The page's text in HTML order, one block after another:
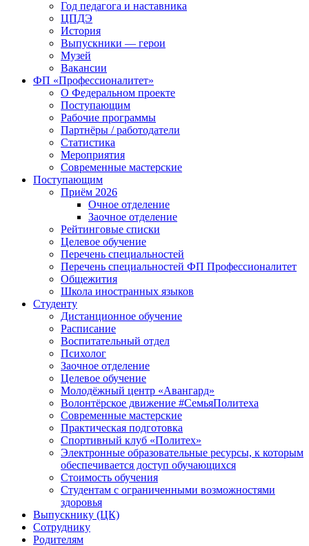
Год педагога и наставника
ЦПДЭ
История
Выпускники — герои
Музей
Вакансии
ФП «Профессионалитет»
О Федеральном проекте
Поступающим
Рабочие программы
Партнёры / работодатели
Статистика
Мероприятия
Современные мастерские
Поступающим
Приём 2026
Очное отделение
Заочное отделение
Рейтинговые списки
Целевое обучение
Перечень специальностей
Перечень специальностей ФП Профессионалитет
Общежития
Школа иностранных языков
Студенту
Дистанционное обучение
Расписание
Воспитательный отдел
Психолог
Заочное отделение
Целевое обучение
Молодёжный центр «Авангард»
Волонтёрское движение #СемьяПолитеха
Современные мастерские
Практическая подготовка
Спортивный клуб «Политех»
Электронные образовательные ресурсы, к которым
обеспечивается доступ обучающихся
Стоимость обучения
Студентам с ограниченными возможностями
здоровья
Выпускнику (ЦК)
Сотруднику
Родителям